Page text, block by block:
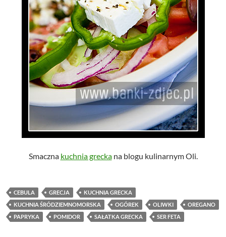
Smaczna kuchnia greckana blogu kulinarnym Oli.
CEBULA GRECJA
KUCHNIA GRECKA
KUCHNIA ŚRÓDZIEMNOMORSKA
OGÓREK OLIWKI
OREGANO
PAPRYKA
POMIDOR SAŁATKA GRECKA SER FETA